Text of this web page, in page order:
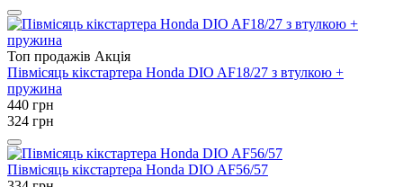
Топ продажів Акція
Півмісяць кікстартера Honda DIO AF18/27 з втулкою +
пружина
440 грн
324 грн
Півмісяць кікстартера Honda DIO AF56/57